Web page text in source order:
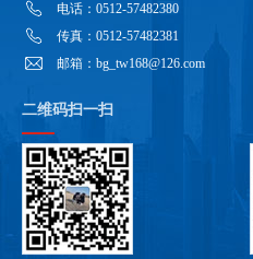
电话：0512-57482380
传真：0512-57482381
邮箱：bg_tw168@126.com
二维码扫一扫